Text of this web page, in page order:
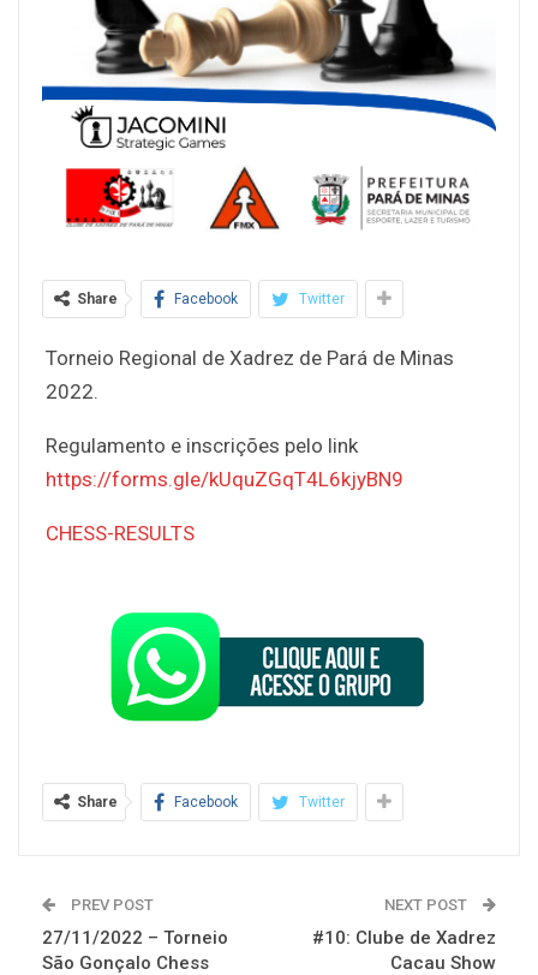
Share Facebook Twitter
Torneio Regional de Xadrez de Pará de Minas
2022.
Regulamento e inscrições pelo link
https://forms.gle/kUquZGqT4L6kjyBN9
CHESS-RESULTS
Share Facebook Twitter
PREV POST
27/11/2022 – Torneio
São Gonçalo Chess
NEXT POST
#10: Clube de Xadrez
Cacau Show